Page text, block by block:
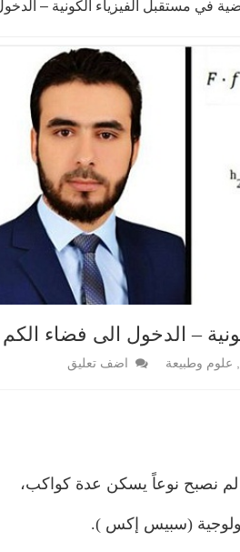
في مستقبل الفيزياء الكونية –
– الدخول الى فضاء الكم
, علوم وطبيعة
اضف تعليق
لم نصبح نوعاً يسكن عدة كواكب،
(سبيس إكس ).